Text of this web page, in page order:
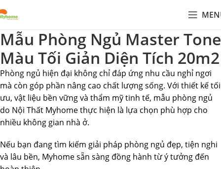
Mẫu Phòng Ngủ Master Tone
Màu Tối Giản Diện Tích 20m2
Phòng ngủ hiện đại không chỉ đáp ứng nhu cầu nghỉ ngơi
mà còn góp phần nâng cao chất lượng sống. Với thiết kế tối
ưu, vật liệu bền vững và thẩm mỹ tinh tế, mẫu phòng ngủ
do Nội Thất Myhome thực hiện là lựa chọn phù hợp cho
nhiều không gian nhà ở.
Nếu bạn đang tìm kiếm giải pháp phòng ngủ đẹp, tiện nghi
và lâu bền, Myhome sẵn sàng đồng hành từ ý tưởng đến